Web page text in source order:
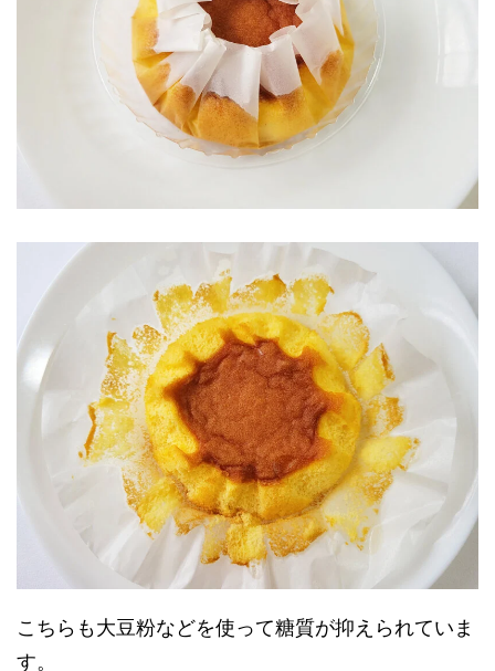
こちらも大豆粉などを使って糖質が抑えられていま
す。